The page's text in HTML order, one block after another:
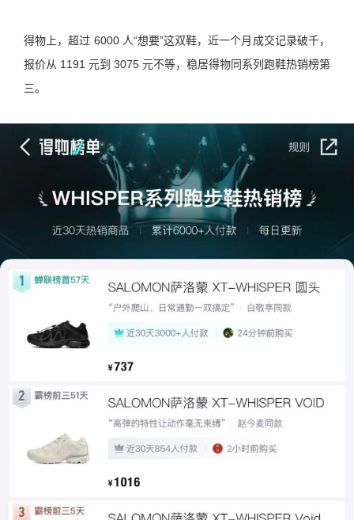
得物上，超过 6000 人“想要”这双鞋，近一个月成交记录破千，
报价从 1191 元到 3075 元不等，稳居得物同系列跑鞋热销榜第
三。